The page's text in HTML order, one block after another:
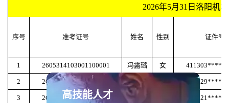
2026年5月31日洛阳机
序号 准考证号 姓名 性别 证件号
1 2605314103001100001 冯露璐 女
2 2605314103001100002 罗双婷 女
3 2605314103001100003 余小丽
高技能人才